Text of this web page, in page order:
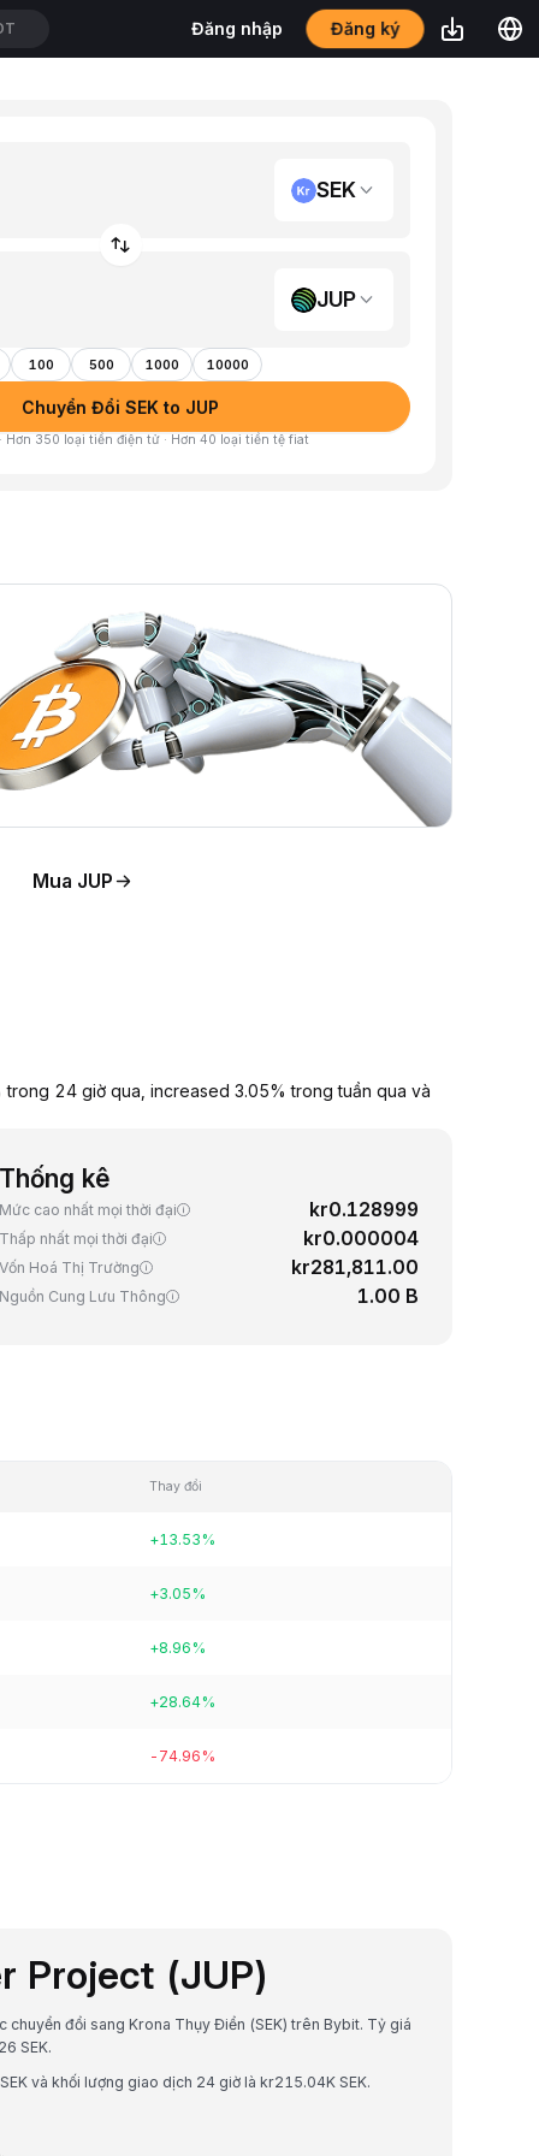
Đăng nhập Đăng ký
SEK
JUP
100 500 1000 10000
Chuyển Đổi SEK to JUP
Hơn 350 loại tiền điện tử · Hơn 40 loại tiền tệ fiat
Mua JUP
24 giờ qua, increased 3.05% trong tuần qua và
Thống kê
Mức cao nhất mọi thời đại kr0.128999
Thấp nhất mọi thời đại kr0.000004
Vốn Hoá Thị Trường kr281,811.00
Nguồn Cung Lưu Thông 1.00 B
Thay đổi
+13.53%
+3.05%
+8.96%
+28.64%
-74.96%
Project (JUP)
đổi sang Krona Thụy Điển (SEK) trên Bybit. Tỷ giá
SEK.
và khối lượng giao dịch 24 giờ là kr215.04K SEK.